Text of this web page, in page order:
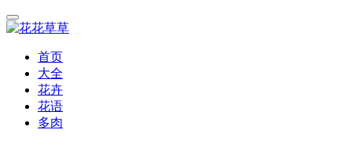
首页
大全
花卉
花语
多肉